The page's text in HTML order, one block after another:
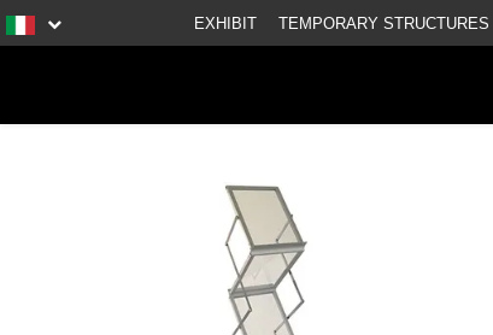
EXHIBIT TEMPORARY STRUCTURES